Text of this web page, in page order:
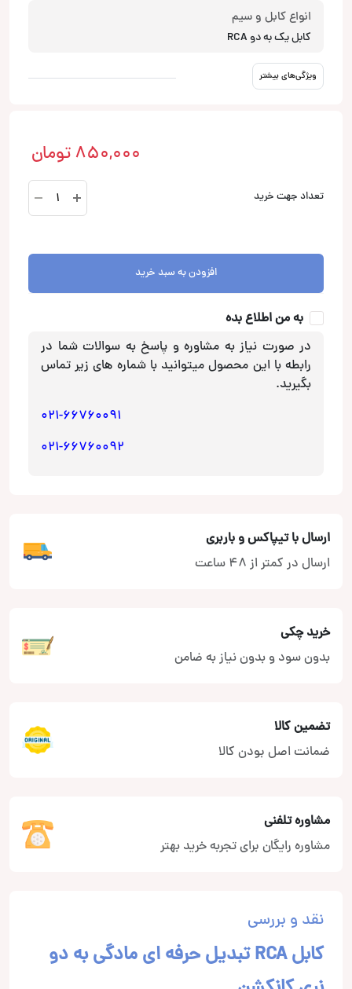
انواع کابل و سیم
کابل یک به دو RCA
ویژگی‌های بیشتر
850,000 تومان
تعداد جهت خرید
FTM
030.2
عدد
افزودن به سبد خرید
به من اطلاع بده
در صورت نیاز به مشاوره و پاسخ به سوالات شما در
رابطه با این محصول میتوانید با شماره های زیر تماس
بگیرید.
021-66760091
021-66760092
ارسال با تیپاکس و باربری
ارسال در کمتر از 48 ساعت
خرید چکی
بدون سود و بدون نیاز به ضامن
تضمین کالا
ضمانت اصل بودن کالا
مشاوره تلفنی
مشاوره رایگان برای تجربه خرید بهتر
نقد و بررسی
کابل RCA تبدیل حرفه ای مادگی به دو